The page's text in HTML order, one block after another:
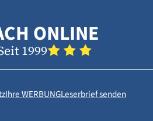
ONLINE
1999
Ihre WERBUNGLeserbrief senden